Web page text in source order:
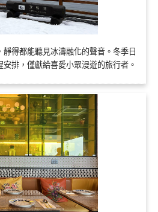
得都能聽見冰濤融化的聲音。冬季日
排，僅獻給喜愛小眾漫遊的旅行者。